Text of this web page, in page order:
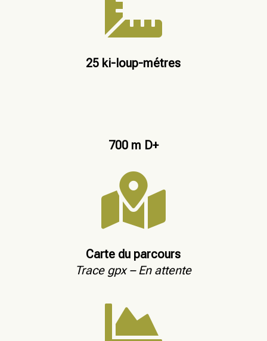
25 ki-loup-métres
700 m D+

Carte du parcours
Trace gpx – En attente
